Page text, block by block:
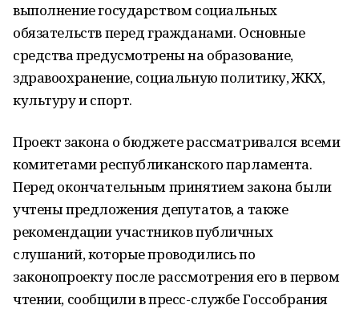
выполнение государством социальных
обязательств перед гражданами. Основные
средства предусмотрены на образование,
здравоохранение, социальную политику, ЖКХ,
культуру и спорт.
Проект закона о бюджете рассматривался всеми
комитетами республиканского парламента.
Перед окончательным принятием закона были
учтены предложения депутатов, а также
рекомендации участников публичных
слушаний, которые проводились по
законопроекту после рассмотрения его в первом
чтении, сообщили в пресс-службе Госсобрания